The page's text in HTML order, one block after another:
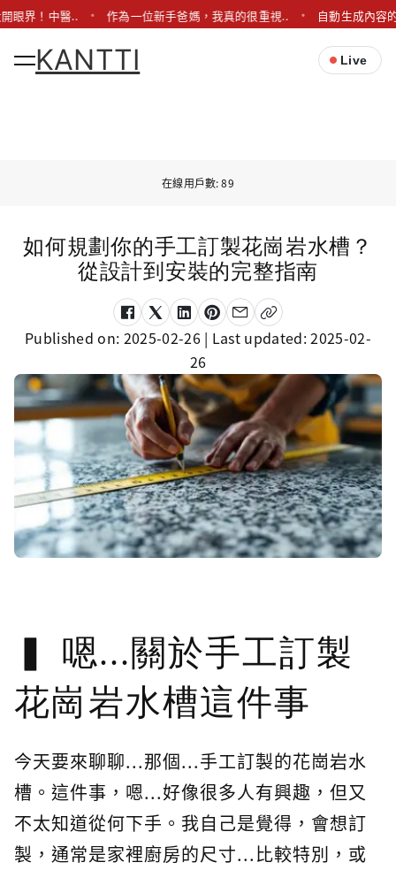
眼界！中醫.. 作為一位新手爸媽，我真的很重視.. 自動生成內容
KANTTI Live
在線用戶數: 89
如何規劃你的手工訂製花崗岩水槽？
從設計到安裝的完整指南
Published on: 2025-02-26| Last updated:2025-02-
26
嗯...關於手工訂製
花崗岩水槽這件事
今天要來聊聊...那個...手工訂製的花崗岩水
槽。這件事，嗯...好像很多人有興趣，但又
不太知道從何下手。我自己是覺得，會想訂
製，通常是家裡廚房的尺寸...比較特別，或